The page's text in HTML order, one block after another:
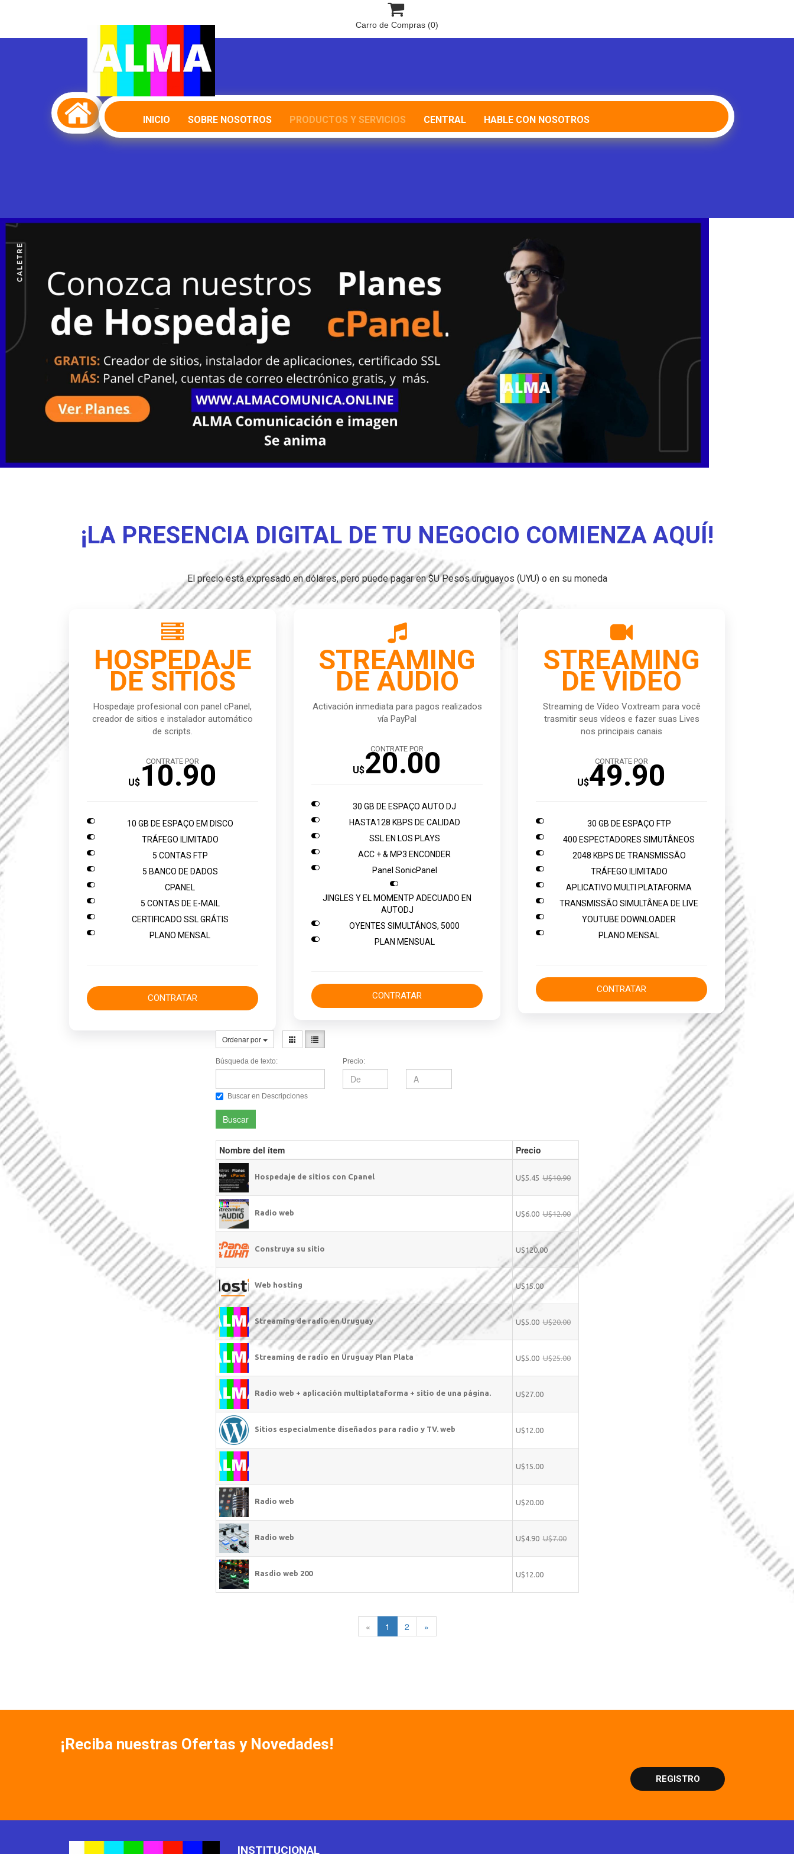

Carro de Compras (0)
 INICIO SOBRE NOSOTROS PRODUCTOS Y SERVICIOS CENTRAL HABLE CON NOSOTROS
¡LA PRESENCIA DIGITAL DE TU NEGOCIO COMIENZA AQUÍ!
El precio está expresado en dólares, pero puede pagar en $U Pesos uruguayos (UYU) o en su moneda

HOSPEDAJE
DE SITIOS
Hospedaje profesional con panel cPanel,
creador de sitios e instalador automático
de scripts.
CONTRATE POR
U$ 10.90
 10 GB DE ESPAÇO EM DISCO
 TRÁFEGO ILIMITADO
 5 CONTAS FTP
 5 BANCO DE DADOS
 CPANEL
 5 CONTAS DE E-MAIL
 CERTIFICADO SSL GRÁTIS
 PLANO MENSAL
CONTRATAR

STREAMING
DE AUDIO
Activación inmediata para pagos realizados
vía PayPal
CONTRATE POR
U$20.00
 30 GB DE ESPAÇO AUTO DJ
 HASTA128 KBPS DE CALIDAD
 SSL EN LOS PLAYS
 ACC + & MP3 ENCONDER
 Panel SonicPanel

JINGLES Y EL MOMENTP ADECUADO EN
AUTODJ
 OYENTES SIMULTÁNOS, 5000
 PLAN MENSUAL
CONTRATAR

STREAMING
DE VIDEO
Streaming de Vídeo Voxtream para você
trasmitir seus vídeos e fazer suas Lives
nos principais canais
CONTRATE POR
U$49.90
 30 GB DE ESPAÇO FTP
 400 ESPECTADORES SIMUTÂNEOS
 2048 KBPS DE TRANSMISSÃO
 TRÁFEGO ILIMITADO
 APLICATIVO MULTI PLATAFORMA
 TRANSMISSÃO SIMULTÂNEA DE LIVE
 YOUTUBE DOWNLOADER
 PLANO MENSAL
CONTRATAR
Ordenar por
Búsqueda de texto:
Buscar en Descripciones
Precio:
Buscar
Nombre del ítem Precio
Hospedaje de sitios con Cpanel U$5.45 U$10.90
Radio web U$6.00 U$12.00
Construya su sitio U$120.00
Web hosting U$15.00
Streaming de radio en Uruguay U$5.00 U$20.00
Streaming de radio en Uruguay Plan Plata U$5.00 U$25.00
Radio web + aplicación multiplataforma + sitio de una página. U$27.00
Sitios especialmente diseñados para radio y TV. web U$12.00
U$15.00
Radio web U$20.00
Radio web U$4.90 U$7.00
Rasdio web 200 U$12.00
« 1 2 »
¡Reciba nuestras Ofertas y Novedades!
REGISTRO
INSTITUCIONAL